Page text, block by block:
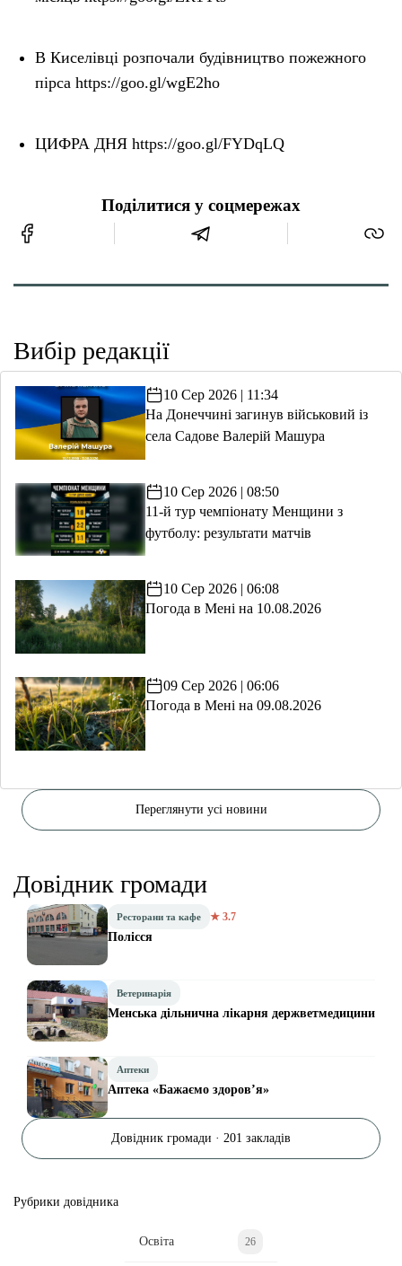
В Киселівці розпочали будівництво пожежного
пірса https://goo.gl/wgE2ho
ЦИФРА ДНЯ https://goo.gl/FYDqLQ
Поділитися у соцмережах
Вибір редакції
10 Сер 2026 | 11:34
На Донеччині загинув військовий із
села Садове Валерій Машура
10 Сер 2026 | 08:50
11-й тур чемпіонату Менщини з
футболу: результати матчів
10 Сер 2026 | 06:08
Погода в Мені на 10.08.2026
09 Сер 2026 | 06:06
Погода в Мені на 09.08.2026
Переглянути усі новини
Довідник громади
Ресторани та кафе ★ 3.7
Полісся
Ветеринарія
Менська дільнична лікарня держветмедицини
Аптеки
Аптека «Бажаємо здоров’я»
Довідник громади · 201 закладів
Рубрики довідника
Освіта 26